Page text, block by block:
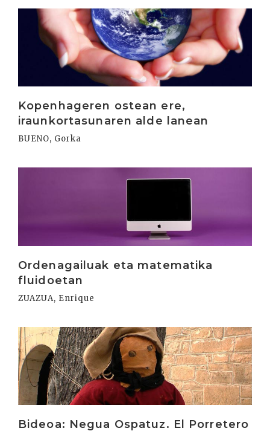
Kopenhageren ostean ere,
iraunkortasunaren alde lanean
BUENO, Gorka
Irakurri
Ordenagailuak eta matematika
fluidoetan
ZUAZUA, Enrique
Bideoa: Negua Ospatuz. El Porretero
Irakurri